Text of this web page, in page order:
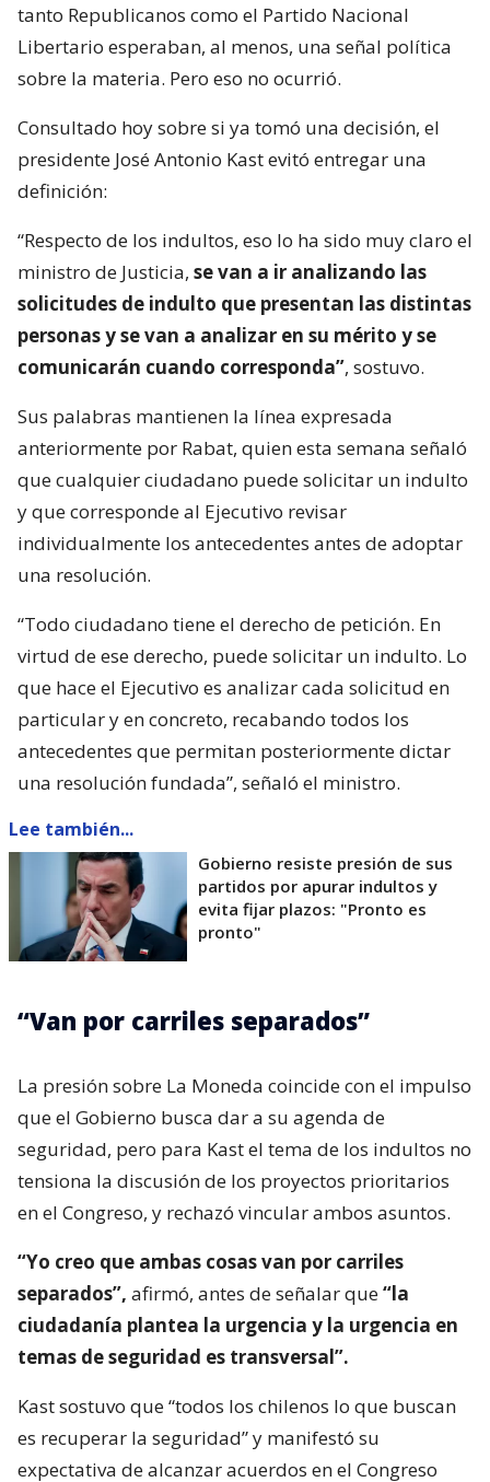
tanto Republicanos como el Partido Nacional
Libertario esperaban, al menos, una señal política
sobre la materia. Pero eso no ocurrió.
Consultado hoy sobre si ya tomó una decisión, el
presidente José Antonio Kast evitó entregar una
definición:
“Respecto de los indultos, eso lo ha sido muy claro el
ministro de Justicia, se van a ir analizando las
solicitudes de indulto que presentan las distintas
personas y se van a analizar en su mérito y se
comunicarán cuando corresponda”, sostuvo.
Sus palabras mantienen la línea expresada
anteriormente por Rabat, quien esta semana señaló
que cualquier ciudadano puede solicitar un indulto
y que corresponde al Ejecutivo revisar
individualmente los antecedentes antes de adoptar
una resolución.
“Todo ciudadano tiene el derecho de petición. En
virtud de ese derecho, puede solicitar un indulto. Lo
que hace el Ejecutivo es analizar cada solicitud en
particular y en concreto, recabando todos los
antecedentes que permitan posteriormente dictar
una resolución fundada”, señaló el ministro.
Lee también...
Gobierno resiste presión de sus
partidos por apurar indultos y
evita fijar plazos: "Pronto es
pronto"
“Van por carriles separados”
La presión sobre La Moneda coincide con el impulso
que el Gobierno busca dar a su agenda de
seguridad, pero para Kast el tema de los indultos no
tensiona la discusión de los proyectos prioritarios
en el Congreso, y rechazó vincular ambos asuntos.
“Yo creo que ambas cosas van por carriles
separados”, afirmó, antes de señalar que“la
ciudadanía plantea la urgencia y la urgencia en
temas de seguridad es transversal”.
Kast sostuvo que “todos los chilenos lo que buscan
es recuperar la seguridad” y manifestó su
expectativa de alcanzar acuerdos en el Congreso